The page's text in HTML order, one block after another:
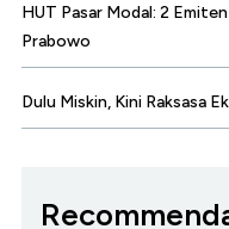
HUT Pasar Modal: 2
Prabowo
Dulu Miskin, Kini Raksasa